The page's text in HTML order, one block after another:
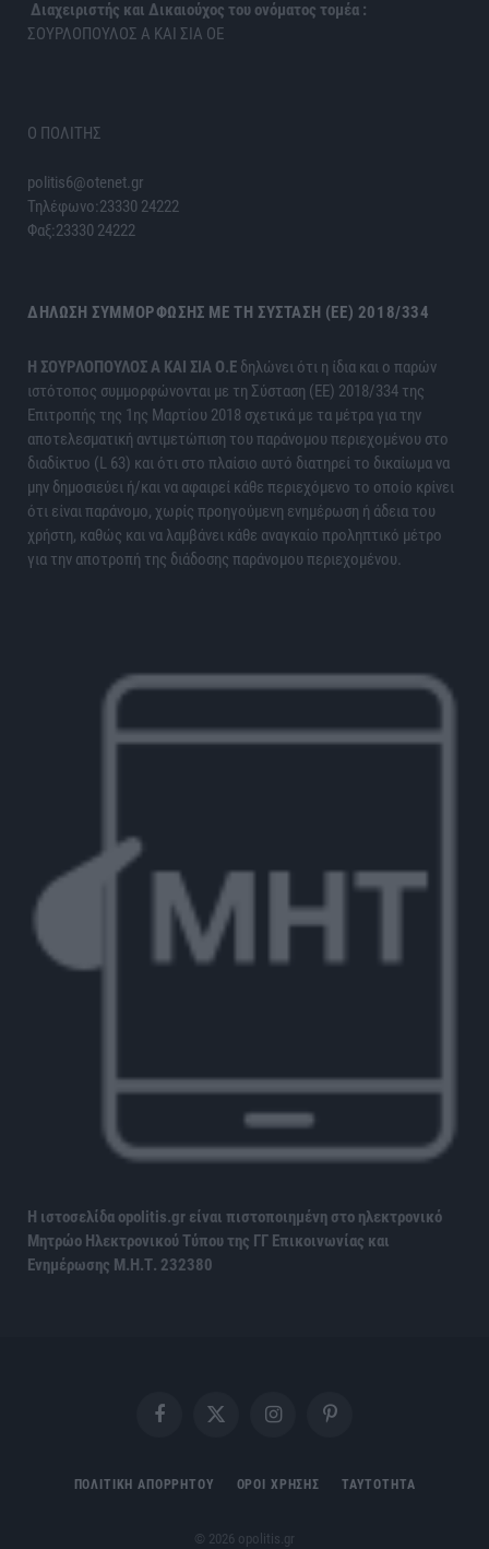
Διαχειριστής και Δικαιούχος του ονόματος τομέα :
ΣΟΥΡΛΟΠΟΥΛΟΣ Α ΚΑΙ ΣΙΑ ΟΕ
Ο ΠΟΛΙΤΗΣ
politis6@otenet.gr
Τηλέφωνο:23330 24222
Φαξ:23330 24222
ΔΉΛΩΣΗ ΣΥΜΜΌΡΦΩΣΗΣ ΜΕ ΤΗ ΣΎΣΤΑΣΗ (ΕΕ) 2018/334
H ΣΟΥΡΛΟΠΟΥΛΟΣ Α ΚΑΙ ΣΙΑ Ο.Ε δηλώνει ότι η ίδια και ο παρών
ιστότοπος συμμορφώνονται με τη Σύσταση (ΕΕ) 2018/334 της
Επιτροπής της 1ης Μαρτίου 2018 σχετικά με τα μέτρα για την
αποτελεσματική αντιμετώπιση του παράνομου περιεχομένου στο
διαδίκτυο (L 63) και ότι στο πλαίσιο αυτό διατηρεί το δικαίωμα να
μην δημοσιεύει ή/και να αφαιρεί κάθε περιεχόμενο το οποίο κρίνει
ότι είναι παράνομο, χωρίς προηγούμενη ενημέρωση ή άδεια του
χρήστη, καθώς και να λαμβάνει κάθε αναγκαίο προληπτικό μέτρο
για την αποτροπή της διάδοσης παράνομου περιεχομένου.
Η ιστοσελίδα opolitis.gr είναι πιστοποιημένη στο ηλεκτρονικό
Μητρώο Ηλεκτρονικού Τύπου της ΓΓ Επικοινωνίας και
Ενημέρωσης Μ.Η.Τ. 232380
Facebook X
InstagramPinterest
ΠΟΛΙΤΙΚΗ ΑΠΟΡΡΗΤΟΥ ΟΡΟΙ ΧΡΗΣΗΣ ΤΑΥΤΟΤΗΤΑ
© 2026 opolitis.gr